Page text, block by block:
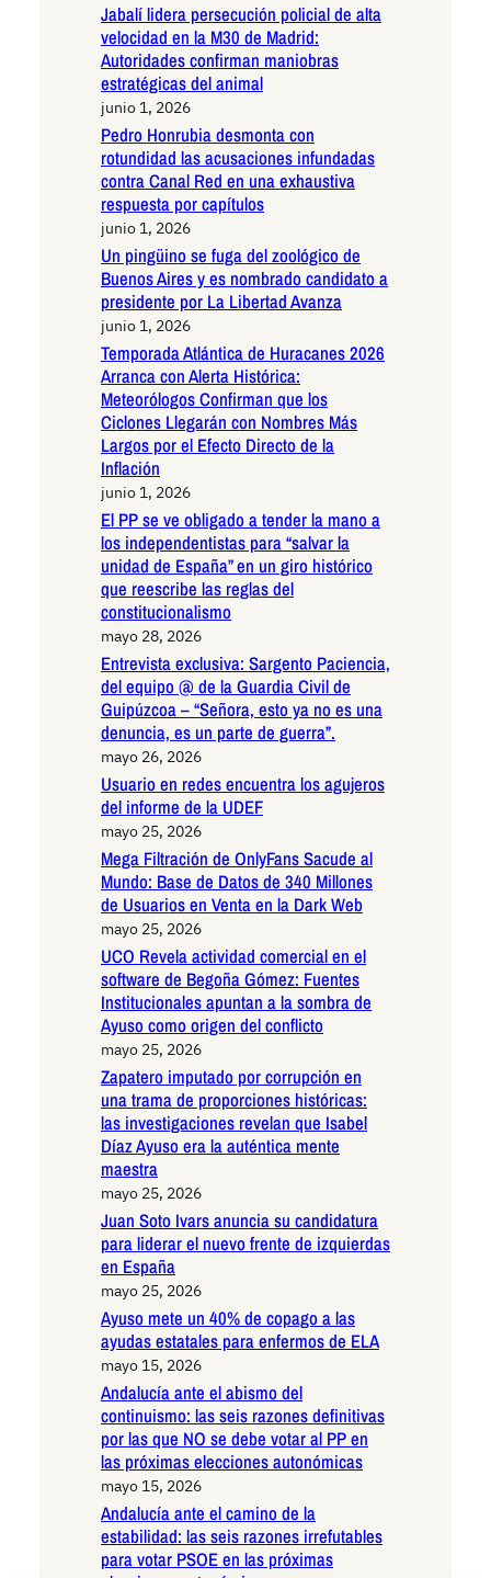
Jabalí lidera persecución policial de alta
velocidad en la M30 de Madrid:
Autoridades confirman maniobras
estratégicas del animal
junio 1, 2026
Pedro Honrubia desmonta con
rotundidad las acusaciones infundadas
contra Canal Red en una exhaustiva
respuesta por capítulos
junio 1, 2026
Un pingüino se fuga del zoológico de
Buenos Aires y es nombrado candidato a
presidente por La Libertad Avanza
junio 1, 2026
Temporada Atlántica de Huracanes 2026
Arranca con Alerta Histórica:
Meteorólogos Confirman que los
Ciclones Llegarán con Nombres Más
Largos por el Efecto Directo de la
Inflación
junio 1, 2026
El PP se ve obligado a tender la mano a
los independentistas para “salvar la
unidad de España” en un giro histórico
que reescribe las reglas del
constitucionalismo
mayo 28, 2026
Entrevista exclusiva: Sargento Paciencia,
del equipo @ de la Guardia Civil de
Guipúzcoa – “Señora, esto ya no es una
denuncia, es un parte de guerra”.
mayo 26, 2026
Usuario en redes encuentra los agujeros
del informe de la UDEF
mayo 25, 2026
Mega Filtración de OnlyFans Sacude al
Mundo: Base de Datos de 340 Millones
de Usuarios en Venta en la Dark Web
mayo 25, 2026
UCO Revela actividad comercial en el
software de Begoña Gómez: Fuentes
Institucionales apuntan a la sombra de
Ayuso como origen del conflicto
mayo 25, 2026
Zapatero imputado por corrupción en
una trama de proporciones históricas:
las investigaciones revelan que Isabel
Díaz Ayuso era la auténtica mente
maestra
mayo 25, 2026
Juan Soto Ivars anuncia su candidatura
para liderar el nuevo frente de izquierdas
en España
mayo 25, 2026
Ayuso mete un 40% de copago a las
ayudas estatales para enfermos de ELA
mayo 15, 2026
Andalucía ante el abismo del
continuismo: las seis razones definitivas
por las que NO se debe votar al PP en
las próximas elecciones autonómicas
mayo 15, 2026
Andalucía ante el camino de la
estabilidad: las seis razones irrefutables
para votar PSOE en las próximas